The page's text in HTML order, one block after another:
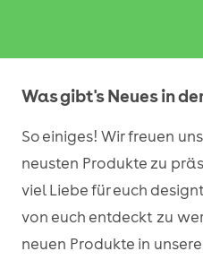
Was gibt's Neues in
So einiges! Wir freuen
neusten Produkte zu
viel Liebe für euch
von euch entdeckt zu
neuen Produkte in